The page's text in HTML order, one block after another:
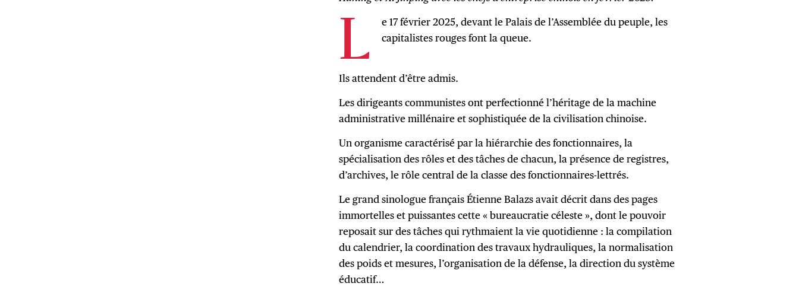
L
e 17 février 2025, devant le Palais de l’Assemblée du peuple, les
capitalistes rouges font la queue.
Ils attendent d’être admis.
Les dirigeants communistes ont perfectionné l’héritage de la machine
administrative millénaire et sophistiquée de la civilisation chinoise.
Un organisme caractérisé par la hiérarchie des fonctionnaires, la
spécialisation des rôles et des tâches de chacun, la présence de registres,
d’archives, le rôle central de la classe des fonctionnaires-lettrés.
Le grand sinologue français Étienne Balazs avait décrit dans des pages
immortelles et puissantes cette « bureaucratie céleste », dont le pouvoir
reposait sur des tâches qui rythmaient la vie quotidienne : la compilation
du calendrier, la coordination des travaux hydrauliques, la normalisation
des poids et mesures, l’organisation de la défense, la direction du système
éducatif…